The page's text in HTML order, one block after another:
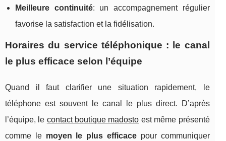
Meilleure continuité: un accompagnement régulier
favorise la satisfaction et la fidélisation.
Horaires du service téléphonique : le canal
le plus efficace selon l’équipe
Quand il faut clarifier une situation rapidement, le
téléphone est souvent le canal le plus direct. D’après
l’équipe, le contact boutique madosto est même présenté
comme le moyen le plus efficace pour communiquer